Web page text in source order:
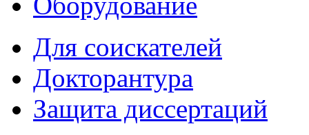
Для соискателей
Докторантура
Защита диссертаций